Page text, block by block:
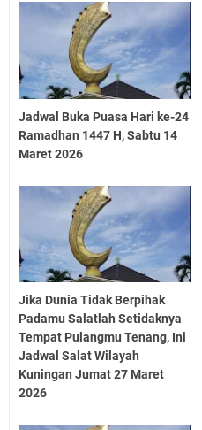
Jadwal Buka Puasa Hari ke-24
Ramadhan 1447 H, Sabtu 14
Maret 2026
Jika Dunia Tidak Berpihak
Padamu Salatlah Setidaknya
Tempat Pulangmu Tenang, Ini
Jadwal Salat Wilayah
Kuningan Jumat 27 Maret
2026